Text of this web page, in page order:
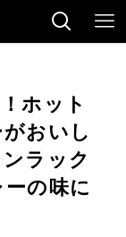
ホット
おいし
ラック
の味に